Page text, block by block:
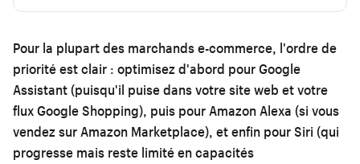
Pour la plupart des marchands e-commerce, l'ordre de
priorité est clair : optimisez d'abord pour Google
Assistant (puisqu'il puise dans votre site web et votre
flux Google Shopping), puis pour Amazon Alexa (si vous
vendez sur Amazon Marketplace), et enfin pour Siri (qui
progresse mais reste limité en capacités